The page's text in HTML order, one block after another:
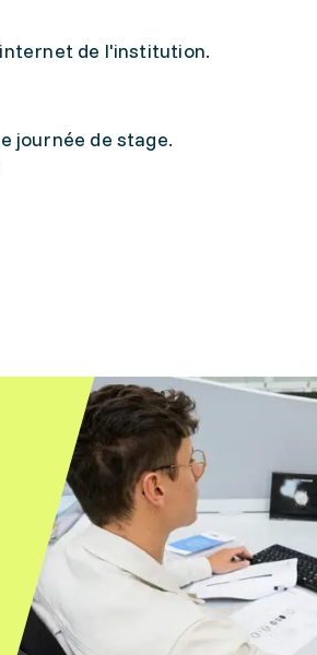
de l'institution.
journée de stage.